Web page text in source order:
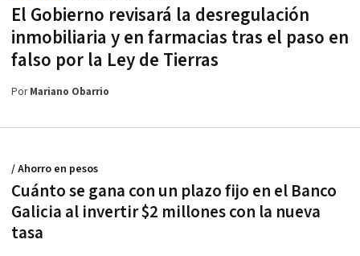
El Gobierno revisará la desregulación
inmobiliaria y en farmacias tras el paso en
falso por la Ley de Tierras
PorMariano Obarrio
Cuánto se gana con un plazo fijo en el Banco
Galicia al invertir $2 millones con la nueva
tasa
/ Ahorro en pesos